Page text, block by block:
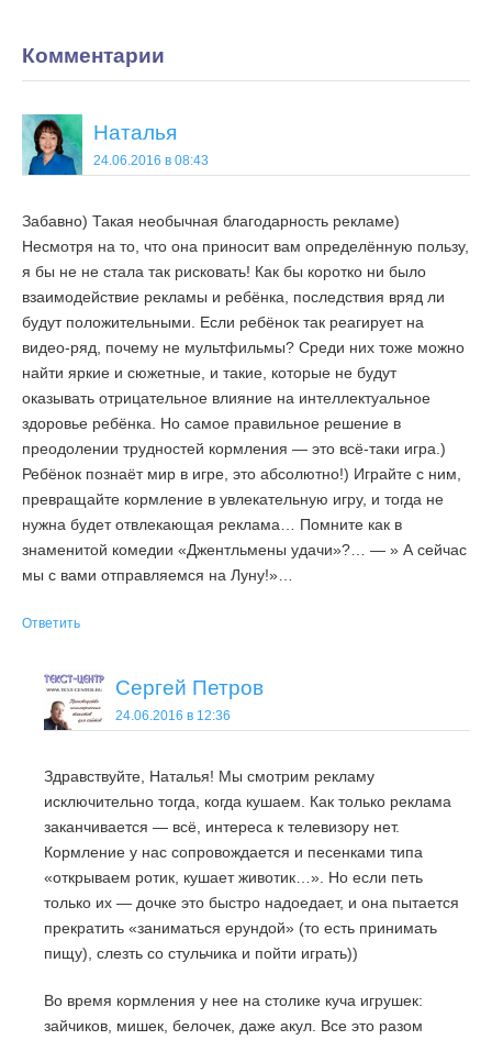
Комментарии
Наталья
24.06.2016 в 08:43
Забавно) Такая необычная благодарность рекламе)
Несмотря на то, что она приносит вам определённую пользу,
я бы не не стала так рисковать! Как бы коротко ни было
взаимодействие рекламы и ребёнка, последствия вряд ли
будут положительными. Если ребёнок так реагирует на
видео-ряд, почему не мультфильмы? Среди них тоже можно
найти яркие и сюжетные, и такие, которые не будут
оказывать отрицательное влияние на интеллектуальное
здоровье ребёнка. Но самое правильное решение в
преодолении трудностей кормления — это всё-таки игра.)
Ребёнок познаёт мир в игре, это абсолютно!) Играйте с ним,
превращайте кормление в увлекательную игру, и тогда не
нужна будет отвлекающая реклама… Помните как в
знаменитой комедии «Джентльмены удачи»?… — » А сейчас
мы с вами отправляемся на Луну!»…
Ответить
Сергей Петров
24.06.2016 в 12:36
Здравствуйте, Наталья! Мы смотрим рекламу
исключительно тогда, когда кушаем. Как только реклама
заканчивается — всё, интереса к телевизору нет.
Кормление у нас сопровождается и песенками типа
«открываем ротик, кушает животик…». Но если петь
только их — дочке это быстро надоедает, и она пытается
прекратить «заниматься ерундой» (то есть принимать
пищу), слезть со стульчика и пойти играть))
Во время кормления у нее на столике куча игрушек:
зайчиков, мишек, белочек, даже акул. Все это разом